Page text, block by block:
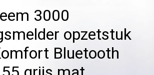
3000
opzetstuk
Bluetooth